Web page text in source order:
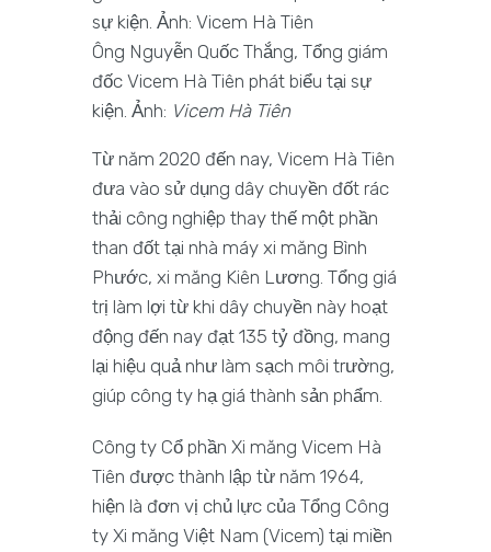
Ông Nguyễn Quốc Thắng, Tổng giám
đốc Vicem Hà Tiên phát biểu tại sự
kiện. Ảnh: Vicem Hà Tiên
Từ năm 2020 đến nay, Vicem Hà Tiên
đưa vào sử dụng dây chuyền đốt rác
thải công nghiệp thay thế một phần
than đốt tại nhà máy xi măng Bình
Phước, xi măng Kiên Lương. Tổng giá
trị làm lợi từ khi dây chuyền này hoạt
động đến nay đạt 135 tỷ đồng, mang
lại hiệu quả như làm sạch môi trường,
giúp công ty hạ giá thành sản phẩm.
Công ty Cổ phần Xi măng Vicem Hà
Tiên được thành lập từ năm 1964,
hiện là đơn vị chủ lực của Tổng Công
ty Xi măng Việt Nam (Vicem) tại miền